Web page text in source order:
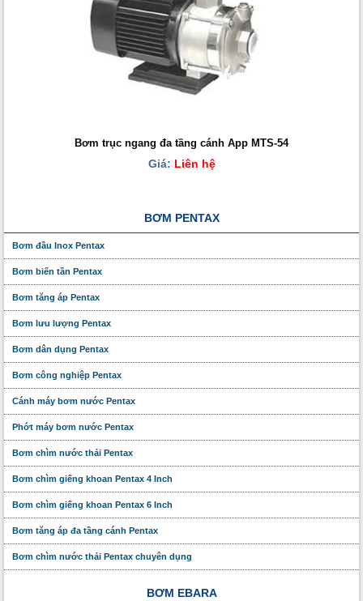
Bơm trục ngang đa tầng cánh App MTS-54
Giá: Liên hệ
BƠM PENTAX
Bơm đầu Inox Pentax
Bơm biến tần Pentax
Bơm tăng áp Pentax
Bơm lưu lượng Pentax
Bơm dân dụng Pentax
Bơm công nghiệp Pentax
Cánh máy bơm nước Pentax
Phớt máy bơm nước Pentax
Bơm chìm nước thải Pentax
Bơm chìm giếng khoan Pentax 4 Inch
Bơm chìm giếng khoan Pentax 6 Inch
Bơm tăng áp đa tầng cánh Pentax
Bơm chìm nước thải Pentax chuyên dụng
BƠM EBARA